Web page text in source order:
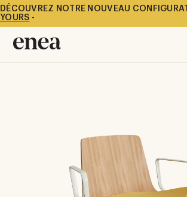
DÉCOUVREZ NOTRE NOUVEAU
YOURS -